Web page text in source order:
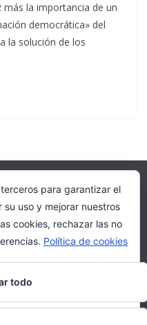
la importancia de un
democrática» del
la solución de los
social de Rojava
y libertad
para garantizar el
uso y mejorar nuestros
cookies, rechazar las no
Política de cookies
todo